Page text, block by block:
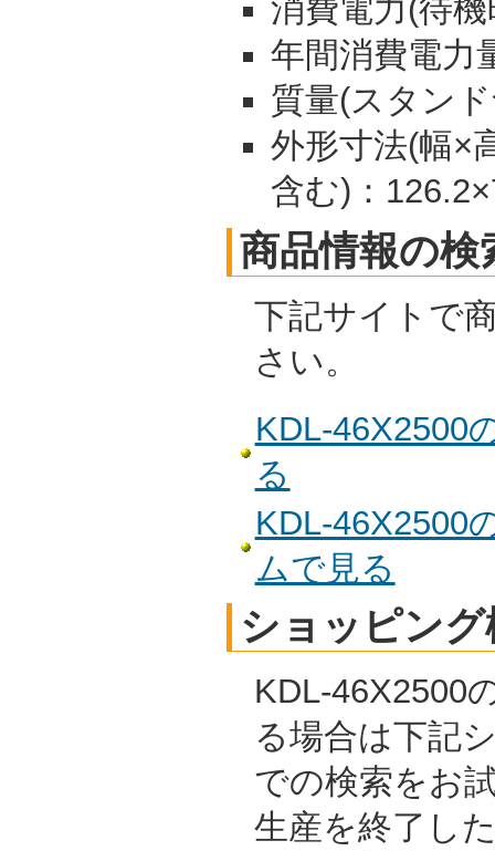
消費電力(待
年間消費電力
質量(スタン
外形寸法(幅×
含む)：
商品情報の検
下記サイトで
さい。
KDL-46X2500
る
KDL-46X2500
ムで見る
ショッピング
KDL-46X2500
る場合は下記
での検索をお
生産を終了し